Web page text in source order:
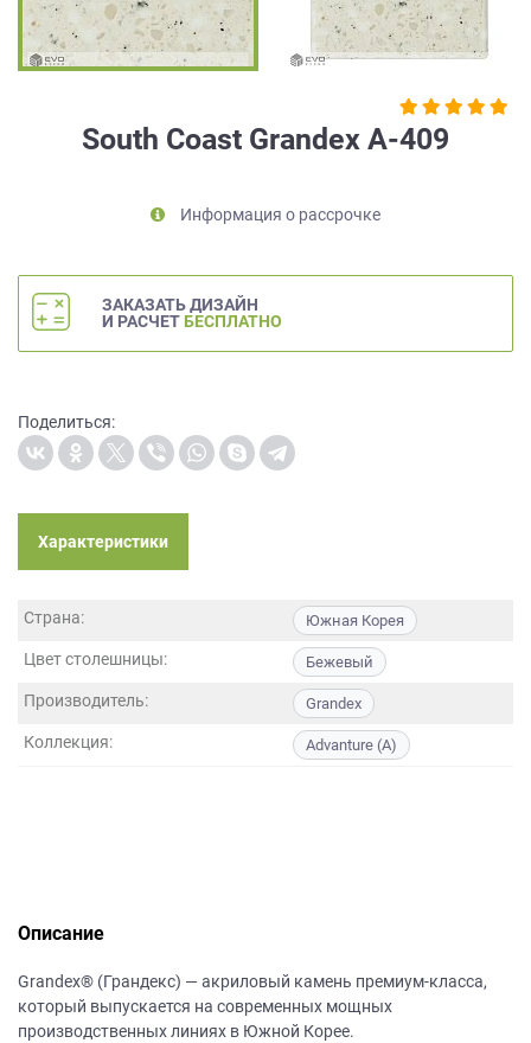
South Coast Grandex A-409
Информация о рассрочке
ЗАКАЗАТЬ ДИЗАЙН
И РАСЧЕТ БЕСПЛАТНО
Поделиться:
Характеристики
Страна: Южная Корея
Цвет столешницы: Бежевый
Производитель: Grandex
Коллекция: Advanture (A)
Описание
Grandex® (Грандекс) — акриловый камень премиум-класса,
который выпускается на современных мощных
производственных линиях в Южной Корее.
обработку
персональных
метрическими
программами
условиях
Политики
персональных
данных.